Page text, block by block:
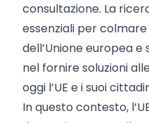
consultazione. La
essenziali per
dell’Unione europea
nel fornire soluzioni
oggi l’UE e i suoi
In questo contesto,